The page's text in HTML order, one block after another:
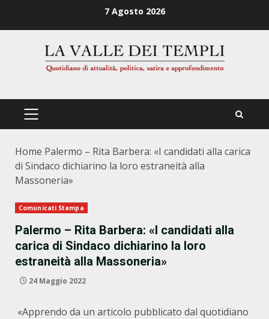
7 Agosto 2026
PRIMÄRES
Home Palermo – Rita Barbera: «I candidati alla carica
di Sindaco dichiarino la loro estraneità alla
Massoneria»
Comunicati Stampa
Palermo – Rita Barbera: «I candidati alla
carica di Sindaco dichiarino la loro
estraneità alla Massoneria»
24 Maggio 2022
«Apprendo da un articolo pubblicato dal quotidiano